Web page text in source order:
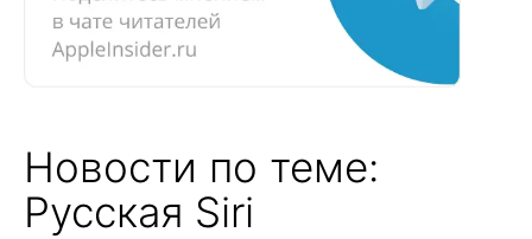
Новости по теме:
Русская Siri